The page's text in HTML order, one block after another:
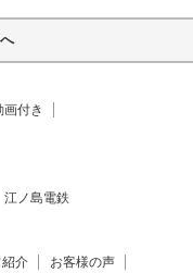
画付き
江ノ島電鉄
介
お客様の声